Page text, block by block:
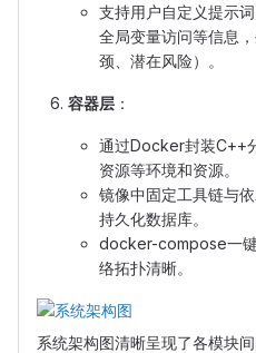
支持用户自定义提示
全局变量访问等信息
颈、潜在风险）。
容器层 ：
通过Docker封装C++
资源等环境和资源。
镜像中固定工具链与
持久化数据库。
docker-compose一
络拓扑清晰。
系统架构图清晰呈现了各模块